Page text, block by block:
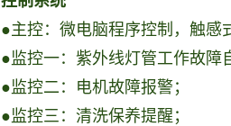
●主控：微电脑程序控制，触感
●监控一：紫外线灯管工作故障
●监控二：电机故障报警；
●监控三：清洗保养提醒；